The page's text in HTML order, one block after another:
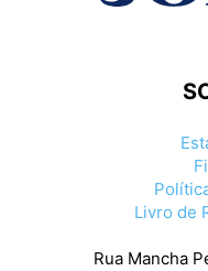
Livro de
Rua Mancha